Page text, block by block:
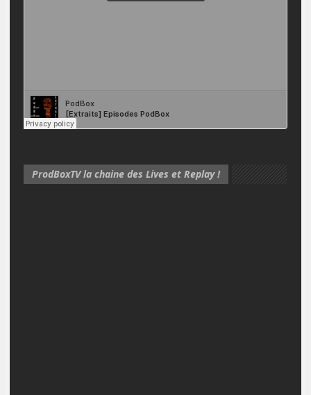
ProdBoxTV la chaine des Lives et Replay !